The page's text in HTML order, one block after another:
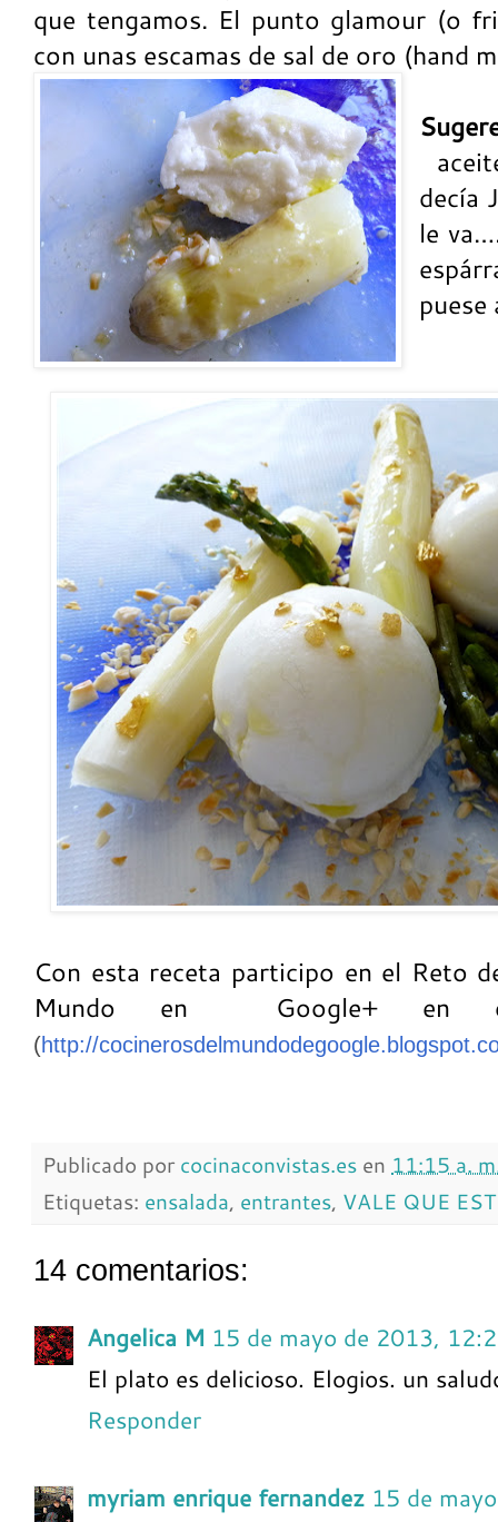
que tengamos. El punto glamour (o
con unas escamas de sal de oro (hand
decía
le
puese
Con esta receta participo en el Reto
Mundo en Google+ en el
(http://
Publicado por cocinaconvistas.es en 11:15 a.
Etiquetas: ensalada, entrantes, VALE QUE
14 comentarios:
Angelica M 15 de mayo de 2013,
El plato es delicioso. Elogios. un
Responder
myriam enrique fernandez 15 de